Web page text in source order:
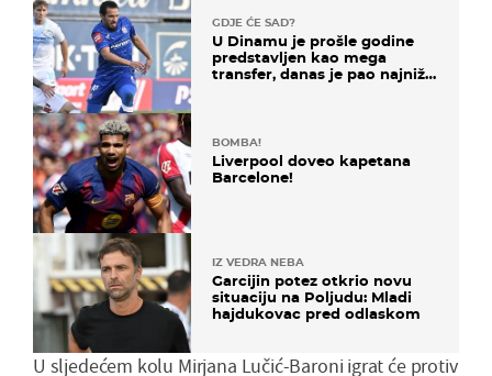
GDJE ĆE SAD?
U Dinamu je prošle godine
predstavljen kao mega
transfer, danas je pao najniže
BOMBA!
Liverpool doveo kapetana
Barcelone!
IZ VEDRA NEBA
Garcijin potez otkrio novu
situaciju na Poljudu: Mladi
hajdukovac pred odlaskom
U sljedećem kolu Mirjana Lučić-Baroni igrat će protiv